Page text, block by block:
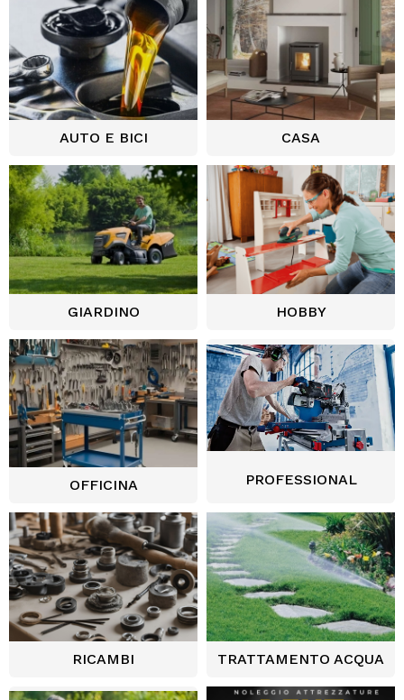
AUTO E BICI CASA
GIARDINO HOBBY
OFFICINA PROFESSIONAL
RICAMBI TRATTAMENTO ACQUA